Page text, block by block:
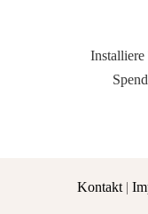
Installiere
Kontakt |